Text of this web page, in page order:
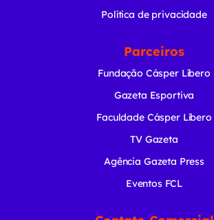
Política de privacidade
Parceiros
Fundação Cásper Líbero
Gazeta Esportiva
Faculdade Cásper Líbero
TV Gazeta
Agência Gazeta Press
Eventos FCL